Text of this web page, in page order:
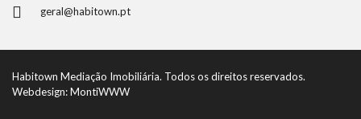
geral@habitown.pt
Habitown Mediação Imobiliária. Todos os direitos reservados.
Webdesign: MontiWWW